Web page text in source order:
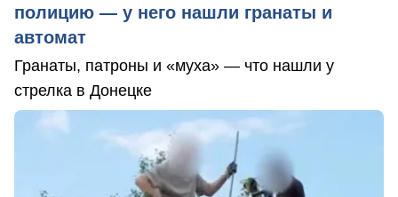
полицию — у него нашли гранаты и
автомат
Гранаты, патроны и «муха» — что нашли у
стрелка в Донецке